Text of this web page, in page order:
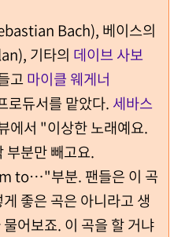
Bach), 베이스의
기타의 데이브 사보
고 마이클 웨게너
듀서를 맡았다. 세바스
에서 "이상한 노래예요.
부분만 빼고요.
to…"부분. 팬들은 이 곡
좋은 곡은 아니라고 생
어보죠. 이 곡을 할 거냐